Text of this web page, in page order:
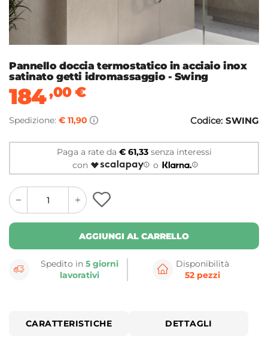
Pannello doccia termostatico in acciaio inox
satinato getti idromassaggio - Swing
184,00€
Spedizione: € 11,90 Codice: SWING
Paga a rate da € 61,33senza interessi
con
o
quantity
button
quantity
minus
button
AGGIUNGI AL CARRELLO
Spedito in5 giorni
lavorativi
Disponibilità
52 pezzi
CARATTERISTICHE DETTAGLI